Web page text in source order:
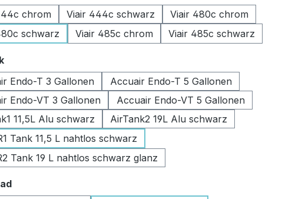
chrom
Viair 444c schwarz
Viair 480c chrom
schwarz
Viair 485c chrom Viair 485c schwarz
auswählen
Endo-T 3 Gallonen
Accuair Endo-T 5 Gallonen
Endo-VT 3 Gallonen
Accuair Endo-VT 5 Gallonen
11,5L Alu schwarz
AirTank2 19L Alu schwarz
Tank 11,5 L nahtlos schwarz
Tank 19 L nahtlos schwarz glanz
auswählen